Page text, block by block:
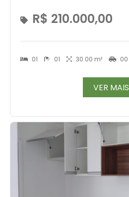
R$ 210.000,00
01 01 30.00 m² 00
VER MAIS